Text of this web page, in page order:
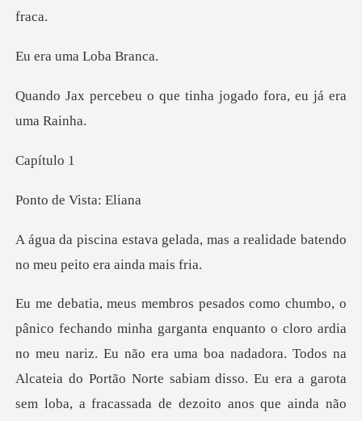
uma Lob
que tinha jogado fora,
ítu
e Vista
a, mas a realidade batendo
no
z. Eu não era uma boa nadadora. Todos na
Alcateia do Portão Norte sabiam disso. Eu era a garota
sem loba, a fracassa